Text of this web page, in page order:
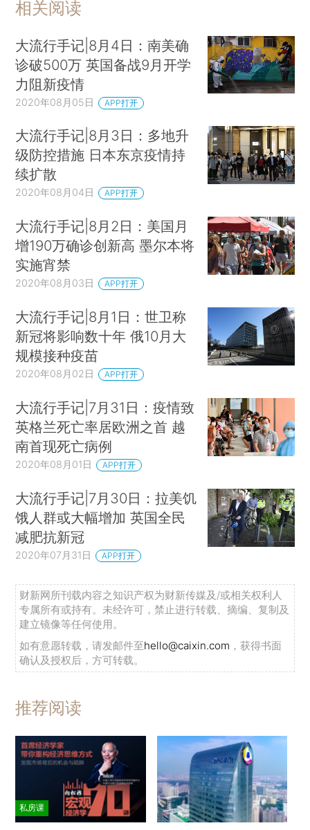
相关阅读
大流行手记|8月4日：南美确
诊破500万 英国备战9月开学
力阻新疫情
2020年08月05日 APP打开
大流行手记|8月3日：多地升
级防控措施 日本东京疫情持
续扩散
2020年08月04日 APP打开
大流行手记|8月2日：美国月
增190万确诊创新高 墨尔本将
实施宵禁
2020年08月03日 APP打开
大流行手记|8月1日：世卫称
新冠将影响数十年 俄10月大
规模接种疫苗
2020年08月02日 APP打开
大流行手记|7月31日：疫情致
英格兰死亡率居欧洲之首 越
南首现死亡病例
2020年08月01日 APP打开
大流行手记|7月30日：拉美饥
饿人群或大幅增加 英国全民
减肥抗新冠
2020年07月31日 APP打开
财新网所刊载内容之知识产权为财新传媒及/或相关权利人
专属所有或持有。未经许可，禁止进行转载、摘编、复制及
建立镜像等任何使用。
如有意愿转载，请发邮件至hello@caixin.com ，获得书面
确认及授权后，方可转载。
推荐阅读
私房课